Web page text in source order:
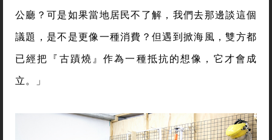
公廳？可是如果當地居民不了解，我們去那邊談這個
議題，是不是更像一種消費？但遇到掀海風，雙方都
已經把『古蹟燒』作為一種抵抗的想像，它才會成
立。」